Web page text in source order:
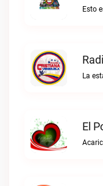
Esto
El